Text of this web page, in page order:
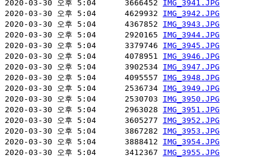
2020-03-30 오후 5:04      3666452 IMG_3941.JPG
2020-03-30 오후 5:04      4629932 IMG_3942.JPG
2020-03-30 오후 5:04      4367852 IMG_3943.JPG
2020-03-30 오후 5:04      2920165 IMG_3944.JPG
2020-03-30 오후 5:04      3379746 IMG_3945.JPG
2020-03-30 오후 5:04      4078951 IMG_3946.JPG
2020-03-30 오후 5:04      3902534 IMG_3947.JPG
2020-03-30 오후 5:04      4095557 IMG_3948.JPG
2020-03-30 오후 5:04      2536734 IMG_3949.JPG
2020-03-30 오후 5:04      2530703 IMG_3950.JPG
2020-03-30 오후 5:04      2963028 IMG_3951.JPG
2020-03-30 오후 5:04      3605277 IMG_3952.JPG
2020-03-30 오후 5:04      3867282 IMG_3953.JPG
2020-03-30 오후 5:04      3888412 IMG_3954.JPG
2020-03-30 오후 5:04      3412367 IMG_3955.JPG